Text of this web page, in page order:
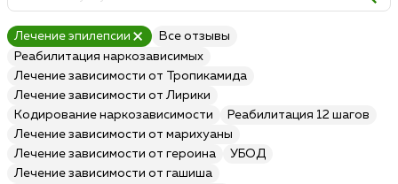
Лечение эпилепсии
Все отзывы
Реабилитация наркозависимых
Лечение зависимости от Тропикамида
Лечение зависимости от Лирики
Кодирование наркозависимости
Реабилитация 12 шагов
Лечение зависимости от марихуаны
Лечение зависимости от героина
УБОД
Лечение зависимости от гашиша